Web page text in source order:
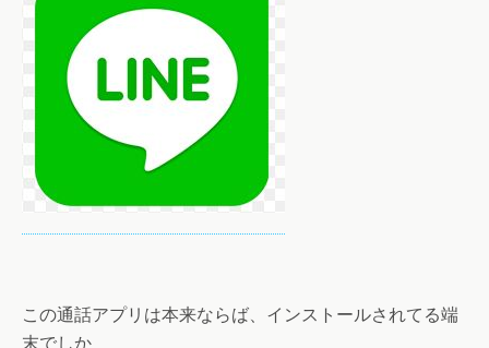
この通話アプリは本来ならば、インストールされてる端
末でしか